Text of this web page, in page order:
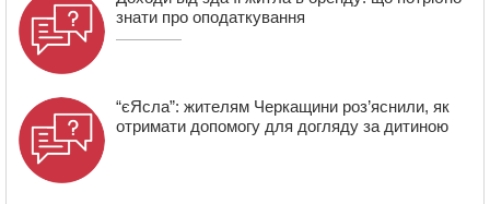
знати про оподаткування
“єЯсла”: жителям Черкащини роз’яснили, як
отримати допомогу для догляду за дитиною